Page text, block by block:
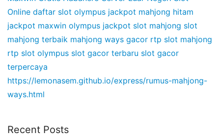
Online daftar slot olympus jackpot mahjong hitam
jackpot maxwin olympus jackpot slot mahjong slot
mahjong terbaik mahjong ways gacor rtp slot mahjong
rtp slot olympus slot gacor terbaru slot gacor
terpercaya
https://lemonasem.github.io/express/rumus-mahjong-
ways.html
Recent Posts